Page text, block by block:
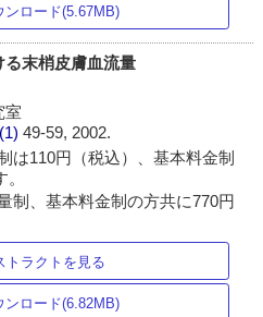
ンロード(5.67MB)
末梢皮膚血流量
室
49-59, 2002.
は110円（税込）、基本料金制
制、基本料金制の方共に770円
トラクトを見る
ンロード(6.82MB)